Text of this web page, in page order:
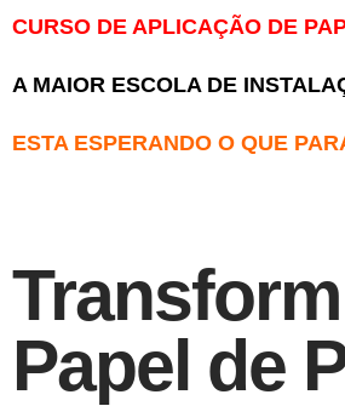
CURSO DE APLICAÇÃO DE
A MAIOR ESCOLA DE
ESTA ESPERANDO O QUE
Papel de